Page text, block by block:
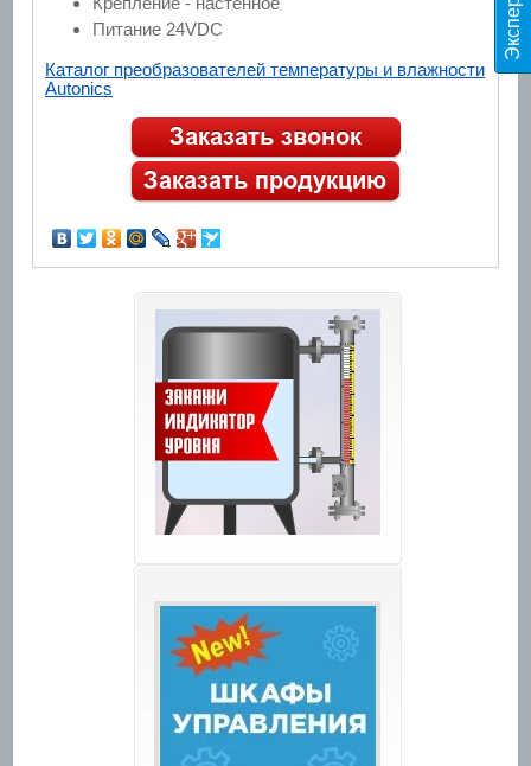
Питание 24VDC
Каталог преобразователей температуры и влажности
Autonics